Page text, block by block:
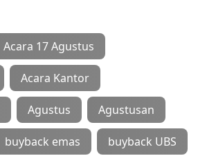
Acara 17 Agustus
Acara Kantor
Agustus Agustusan
buyback emas buyback UBS